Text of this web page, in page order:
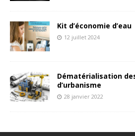
Kit d’économie d’eau
12 juillet 2024
Dématérialisation
d’urbanisme
28 janvier 2022